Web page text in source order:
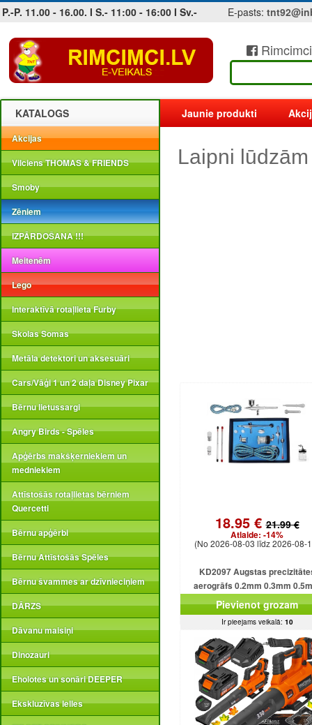
P.-P. 11.00 - 16.00. I S.- 11:00 - 16:00 I Sv.- E-pasts:
Jobs at sea and maritime vacancies
KATALOGS
Akcijas
Vilciens THOMAS & FRIENDS
Smoby
Zēniem
IZPĀRDOŠANA !!!
Meitenēm
Lego
Interaktīvā rotaļlieta Furby
Skolas Somas
Metāla detektori un aksesuāri
Cars/Vāģi 1 un 2 daļa Disney Pixar
Bērnu lietussargi
Angry Birds - Spēles
Apģērbs makšķerniekiem un
medniekiem
Attīstošās rotaļlietas bērniem
Quercetti
Bērnu apģērbi
Bērnu Attīstošās Spēles
Bērnu švammes ar dzīvnieciņiem
DĀRZS
Dāvanu maisiņi
Dinozauri
Eholotes un sonāri DEEPER
Ekskluzīvas lelles
Jaunie produkti
Laipni
18.95 €21.99 €
Atlaide: -14%
(No 2026-08-03 līdz 2026-08-
KD2097 Augstas
aerogrāfs 0.2mm 0.3mm
Pievienot grozam
Ir pieejams veikalā: 10